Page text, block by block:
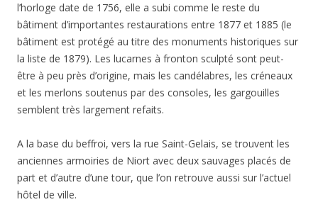
l’horloge date de 1756, elle a subi comme le reste du
bâtiment d’importantes restaurations entre 1877 et 1885 (le
bâtiment est protégé au titre des monuments historiques sur
la liste de 1879). Les lucarnes à fronton sculpté sont peut-
être à peu près d’origine, mais les candélabres, les créneaux
et les merlons soutenus par des consoles, les gargouilles
semblent très largement refaits.
A la base du beffroi, vers la rue Saint-Gelais, se trouvent les
anciennes armoiries de Niort avec deux sauvages placés de
part et d’autre d’une tour, que l’on retrouve aussi sur l’actuel
hôtel de ville.